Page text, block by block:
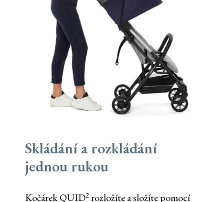
Skládání a rozkládání
jednou rukou
Kočárek QUID2 rozložíte a složíte pomocí